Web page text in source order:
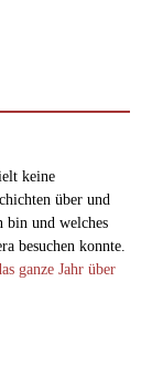
keine
über und
bin und welches
besuchen konnte.
ganze Jahr über